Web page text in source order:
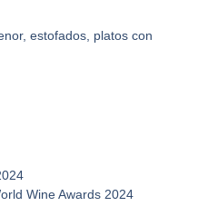
estofados, platos con
Wine Awards 2024